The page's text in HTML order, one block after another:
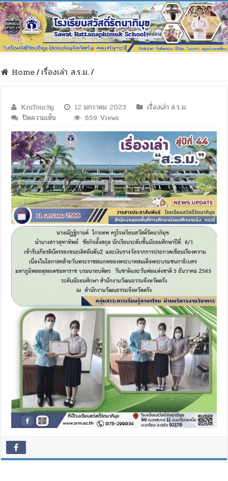
Home/เรื่องเล่า ส.ร.ม./
KruTouchy 12 มกราคม 2023
เรื่องเล่า ส.ร.ม.
ปิดความเห็น
659 Views